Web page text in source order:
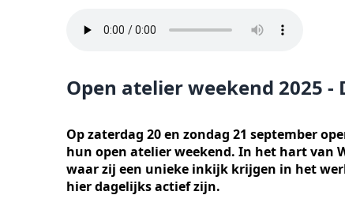
Open atelier weekend 2025 -
Op zaterdag 20 en zondag 21 september
hun open atelier weekend. In het hart van
waar zij een unieke inkijk krijgen in het
hier dagelijks actief zijn.